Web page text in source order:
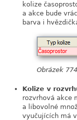
kolize
a akce bude
barva i
Obrázek
Kolize v
rozvrhová akce
a libovolné
vyučujících má